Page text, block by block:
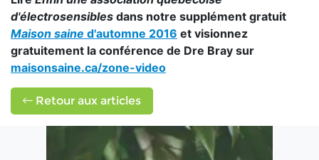
d'électrosensibles dans notre supplément gratuit
Maison saine d'automne 2016 et visionnez
gratuitement la conférence de Dre Bray sur
maisonsaine.ca/zone-video
Retour aux articles